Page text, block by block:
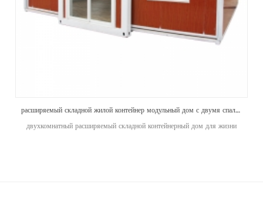
расширяемый складной жилой контейнер модульный дом с двумя спальнями, готовыми для продажи
двухкомнатный расширяемый складной контейнерный дом для жизни